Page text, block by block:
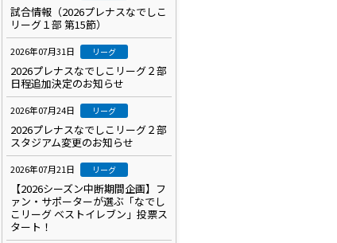
試合情報（2026プレナスなでしこ
リーグ１部 第15節）
2026年07月31日 リーグ
2026プレナスなでしこリーグ２部
日程追加決定のお知らせ
2026年07月24日 リーグ
2026プレナスなでしこリーグ２部
スタジアム変更のお知らせ
2026年07月21日 リーグ
【2026シーズン中断期間企画】フ
ァン・サポーターが選ぶ「なでし
こリーグ ベストイレブン」投票ス
タート！